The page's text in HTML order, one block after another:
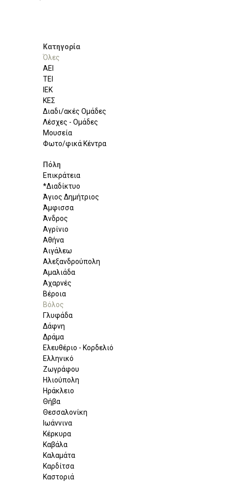
Κατηγορία
Όλες
ΑΕΙ
ΤΕΙ
ΙΕΚ
ΚΕΣ
Διαδι/ακές Ομάδες
Λέσχες - Ομάδες
Μουσεία
Φωτο/φικά Κέντρα
Πόλη
Επικράτεια
*Διαδίκτυο
Άγιος Δημήτριος
Άμφισσα
Άνδρος
Αγρίνιο
Αθήνα
Αιγάλεω
Αλεξανδρούπολη
Αμαλιάδα
Αχαρνές
Βέροια
Βόλος
Γλυφάδα
Δάφνη
Δράμα
Ελευθέριο - Κορδελιό
Ελληνικό
Ζωγράφου
Ηλιούπολη
Ηράκλειο
Θήβα
Θεσσαλονίκη
Ιωάννινα
Κέρκυρα
Καβάλα
Καλαμάτα
Καρδίτσα
Καστοριά